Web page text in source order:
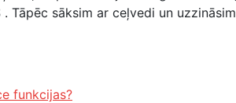
. Tāpēc sāksim ar ceļvedi un
funkcijas?